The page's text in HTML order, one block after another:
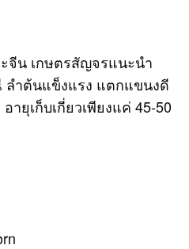
จีน เกษตรสัญจรแนะนำ
ลำต้นแข็งแรง แตกแขนงดี
ยุเก็บเกี่ยวเพียงแค่ 45-50